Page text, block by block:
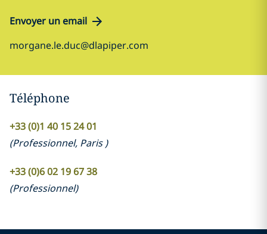
Envoyer un email
morgane.le.duc@dlapiper.com
Téléphone
+33 (0)1 40 15 24 01
(Professionnel, Paris )
+33 (0)6 02 19 67 38
(Professionnel)